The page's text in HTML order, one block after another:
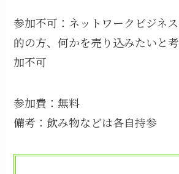
参加不可：ネットワークビジネ
的の方、何かを売り込みたいと
加不可
参加費：無料
備考：飲み物などは各自持参